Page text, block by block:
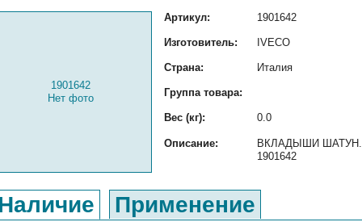
1901642
Нет фото
Артикул: 1901642
Изготовитель: IVECO
Страна: Италия
Группа товара:
Вес (кг): 0.0
Описание:
ВКЛАДЫШИ ШАТУН.-
1901642
Применение